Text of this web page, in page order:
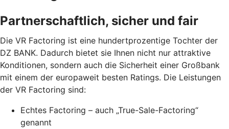
Partnerschaftlich, sicher und fair
Die VR Factoring ist eine hundertprozentige Tochter der
DZ BANK. Dadurch bietet sie Ihnen nicht nur attraktive
Konditionen, sondern auch die Sicherheit einer Großbank
mit einem der europaweit besten Ratings. Die Leistungen
der VR Factoring sind:
Echtes Factoring – auch „True-Sale-Factoring“
genannt